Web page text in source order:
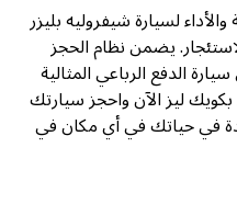
لسيارة شيفروليه بليزر
يضمن نظام الحجز
الدفع الرباعي المثالية
بكويك ليز الآن واحجز سيارتك
في حياتك في أي مكان في